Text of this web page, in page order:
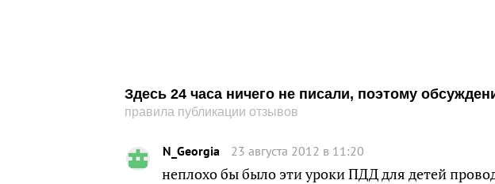
Здесь 24 часа ничего не писали, поэтому
правила публикации отзывов
N_Georgia 23 августа 2012 в 11:20
неплохо бы было эти уроки ПДД для детей